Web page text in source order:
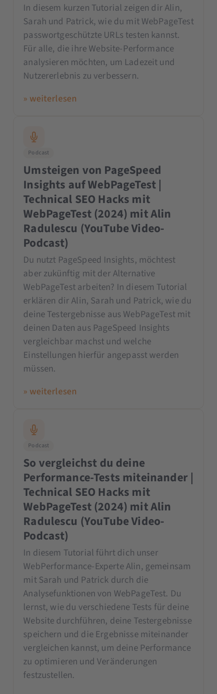
In diesem kurzen Tutorial zeigen dir Alin,
Sarah und Patrick, wie du mit WebPageTest
passwortgeschützte URLs testen kannst.
Für alle, die ihre Website-Performance
analysieren möchten, um Ladezeit und
Nutzererlebnis zu verbessern.
» weiterlesen
Podcast
Umsteigen von PageSpeed
Insights auf WebPageTest |
Technical SEO Hacks mit
WebPageTest (2024) mit Alin
Radulescu (YouTube Video-
Podcast)
Du nutzt PageSpeed Insights, möchtest
aber zukünftig mit der Alternative
WebPageTest arbeiten? In diesem Tutorial
erklären dir Alin, Sarah und Patrick, wie du
deine Testergebnisse aus WebPageTest mit
deinen Daten aus PageSpeed Insights
vergleichbar machst und welche
Einstellungen hierfür angepasst werden
müssen.
» weiterlesen
Podcast
So vergleichst du deine
Performance-Tests miteinander |
Technical SEO Hacks mit
WebPageTest (2024) mit Alin
Radulescu (YouTube Video-
Podcast)
In diesem Tutorial führt dich unser
WebPerformance-Experte Alin, gemeinsam
mit Sarah und Patrick durch die
Analysefunktionen von WebPageTest. Du
lernst, wie du verschiedene Tests für deine
Website durchführen, deine Testergebnisse
speichern und die Ergebnisse miteinander
vergleichen kannst, um deine Performance
zu optimieren und Veränderungen
festzustellen.